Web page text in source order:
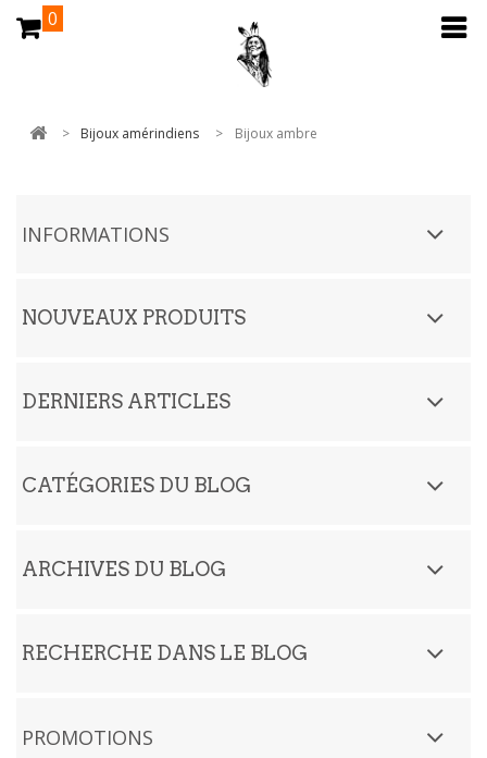
0
> Bijoux amérindiens > Bijoux ambre
INFORMATIONS
NOUVEAUX PRODUITS
DERNIERS ARTICLES
CATÉGORIES DU BLOG
ARCHIVES DU BLOG
RECHERCHE DANS LE BLOG
PROMOTIONS